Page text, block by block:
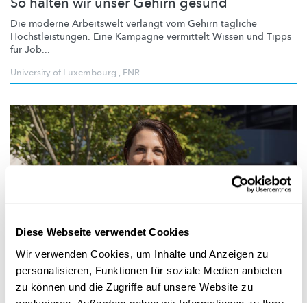
Diese Webseite verwendet Cookies
Wir verwenden Cookies, um Inhalte und Anzeigen zu
personalisieren, Funktionen für soziale Medien anbieten
zu können und die Zugriffe auf unsere Website zu
Die moderne Arbeitswelt verlangt vom Gehirn tägliche
Höchstleistungen. Eine Kampagne vermittelt Wissen und Tipps
für Job...
University of Luxembourg , FNR
Forschung in Luxemburg
DISSERTATION IN DREI MINUTEN